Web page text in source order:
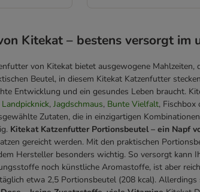
Kitekat – bestens versorgt im
von Kitekat bietet ausgewogene
Beutel, in diesem Kitekat Katzenfutter
Entwicklung und ein gesundes Leben braucht.
Landpicknick, Jagdschmaus, Bunte Vielfalt, Fischbox
Zutaten, die in einzigartigen
Kitekat Katzenfutter Portionsbeutel – ein Napf
gereicht werden. Mit den praktischen
Hersteller besonders wichtig. So versorgt kann
noch künstliche Aromastoffe, ist aber
etwa 2,5 Portionsbeutel (208 kcal).